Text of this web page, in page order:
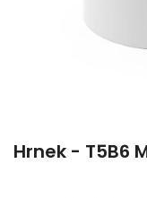
Hrnek - T5B6